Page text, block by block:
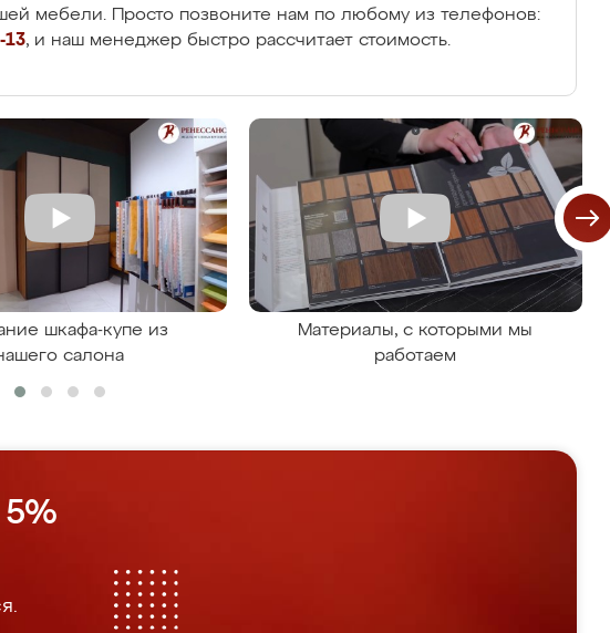
мебели. Просто позвоните нам по любому из телефонов:
13, и наш менеджер быстро рассчитает стоимость.
шкафа-купе из
салона
Материалы, с которыми мы
работаем